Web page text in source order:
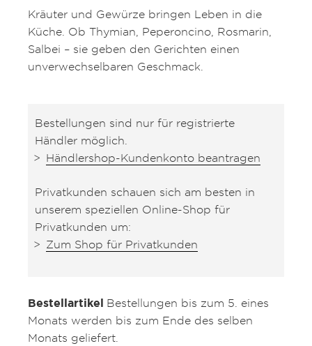
Kräuter und Gewürze bringen Leben in die
Küche. Ob Thymian, Peperoncino, Rosmarin,
Salbei – sie geben den Gerichten einen
unverwechselbaren Geschmack.
Bestellungen sind nur für registrierte
Händler möglich.
Händlershop-Kundenkonto beantragen
Privatkunden schauen sich am besten in
unserem speziellen Online-Shop für
Privatkunden um:
Zum Shop für Privatkunden
Bestellartikel Bestellungen bis zum 5. eines
Monats werden bis zum Ende des selben
Monats geliefert.